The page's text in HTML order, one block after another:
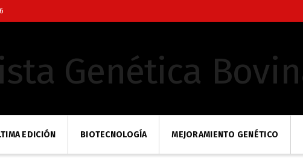
EDICIÓN BIOTECNOLOGÍA MEJORAMIENTO GENÉTICO